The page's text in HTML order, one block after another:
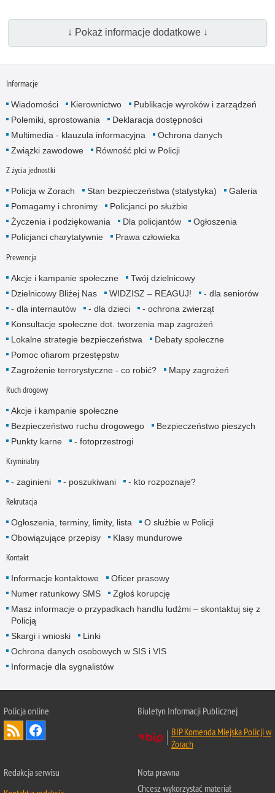
↓ Pokaż informacje dodatkowe ↓
Informacje
Wiadomości Kierownictwo
Publikacje wyroków i zarządzeń
Polemiki, sprostowania
Deklaracja dostępności
Multimedia - klauzula informacyjna
Ochrona danych
Związki zawodowe
Równość płci w Policji
Z życia jednostki
Policja w Żorach Stan bezpieczeństwa (statystyka)
Galeria
Pomagamy i chronimy
Policjanci po służbie
Życzenia i podziękowania
Dla policjantów
Ogłoszenia
Policjanci charytatywnie
Prawa człowieka
Prewencja
Akcje i kampanie społeczne
Twój dzielnicowy
Dzielnicowy Bliżej Nas
WIDZISZ – REAGUJ!
- dla senio­rów
- dla internautów
- dla dzieci
- ochrona zwierząt
Konsultacje społeczne dot. tworzenia map zagrożeń
Lokalne strategie bezpieczeństwa
Debaty społeczne
Pomoc ofiarom przestępstw
Zagrożenie terrorystyczne - co robić?
Mapy zagrożeń
Ruch drogowy
Akcje i kampanie społeczne
Bezpieczeństwo ruchu drogowego
Bezpieczeństwo pieszych
Punkty karne
- fotoprzestrogi
Kryminalny
- zaginieni - poszukiwani - kto rozpoznaje?
Rekrutacja
Ogłoszenia, terminy, limity, lista
O służbie w Policji
Obowiązujące przepisy
Klasy mundurowe
Kontakt
Informacje kontaktowe
Oficer prasowy
Numer ratunkowy SMS
Zgłoś korupcję
Masz informacje o przypadkach handlu ludźmi – skontaktuj się z
Policją
Skargi i wnioski
Linki
Ochrona danych osobowych w SIS i VIS
Informacje dla sygnalistów
Policja online
Biuletyn Informacji Publicznej
BIP Komenda Miejska Policji w
Żorach
Redakcja serwisu
Nota prawna
Chcesz wykorzystać materiał